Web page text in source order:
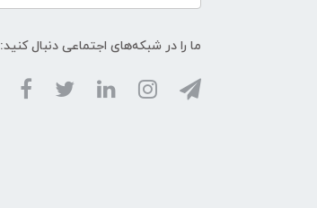
ما را در شبکه‌های اجتماعی دنبال کنید: